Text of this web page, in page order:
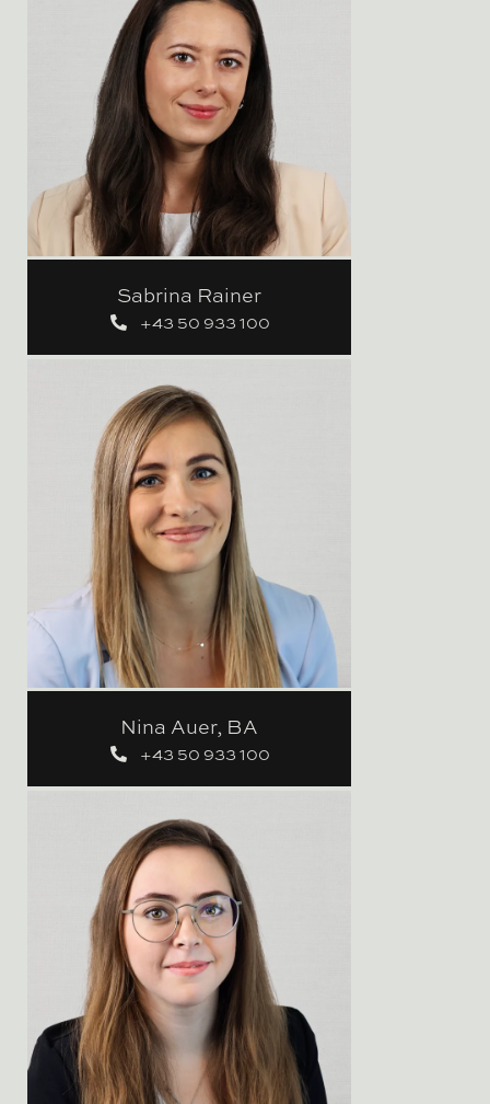
Sabrina Rainer
+43 50 933 100
Nina Auer, BA
+43 50 933 100